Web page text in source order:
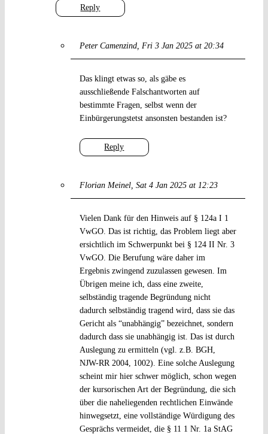
Reply
Peter Camenzind Fri 3 Jan 2025 at 20:34
Reply
Das klingt etwas so, als gäbe es
ausschließende Falschantworten auf
bestimmte Fragen, selbst wenn der
Einbürgerungstetst ansonsten bestanden ist?
Florian Meinel Sat 4 Jan 2025 at 12:23
Vielen Dank für den Hinweis auf § 124a I 1
VwGO. Das ist richtig, das Problem liegt aber
ersichtlich im Schwerpunkt bei § 124 II Nr. 3
VwGO. Die Berufung wäre daher im
Ergebnis zwingend zuzulassen gewesen. Im
Übrigen meine ich, dass eine zweite,
selbständig tragende Begründung nicht
dadurch selbständig tragend wird, dass sie das
Gericht als “unabhängig” bezeichnet, sondern
dadurch dass sie unabhängig ist. Das ist durch
Auslegung zu ermitteln (vgl. z.B. BGH,
NJW-RR 2004, 1002). Eine solche Auslegung
scheint mir hier schwer möglich, schon wegen
der kursorischen Art der Begründung, die sich
über die naheliegenden rechtlichen Einwände
hinwegsetzt, eine vollständige Würdigung des
Gesprächs vermeidet, die § 11 1 Nr. 1a StAG